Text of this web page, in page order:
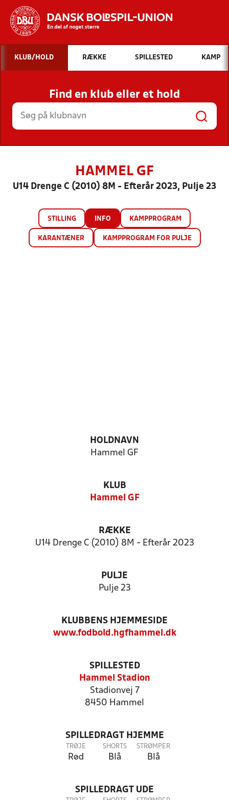
Hvad vil du søge efter?
INDHOLD OG NYHEDER
STILLINGER, RESULTATER, KLUBBER OG
HOLD
KLUB/HOLD RÆKKE SPILLESTED KAMP
Find en klub eller et hold
HAMMEL GF
U14 Drenge C (2010) 8M - Efterår 2023, Pulje 23
STILLING INFO KAMPPROGRAM
KARANTÆNER KAMPPROGRAM FOR PULJE
HOLDNAVN
Hammel GF
KLUB
Hammel GF
RÆKKE
U14 Drenge C (2010) 8M - Efterår 2023
PULJE
Pulje 23
KLUBBENS HJEMMESIDE
www.fodbold.hgfhammel.dk
SPILLESTED
Hammel Stadion
Stadionvej 7
8450 Hammel
SPILLEDRAGT HJEMME
TRØJE
Rød
SHORTS
Blå
STRØMPER
Blå
SPILLEDRAGT UDE